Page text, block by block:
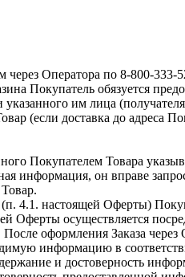
через Оператора по 8-800-
Покупатель обязуется
им лица
(если доставка до адреса
Покупателем Товара
информация, он вправе
4.1. настоящей Оферты)
Оферты осуществляется
оформления Заказа
информацию в
и достоверность